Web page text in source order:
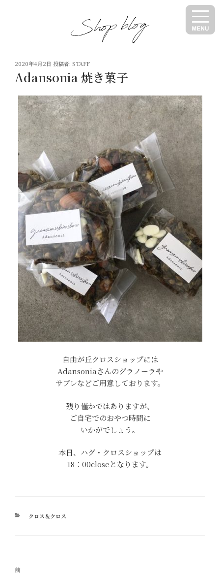
投
稿
日:
2020年4月2日 投稿者: STAFF
Adansonia 焼き菓子
自由が丘クロスショップには
Adansoniaさんのグラノーラや
サブレなどご用意しております。
残り僅かではありますが、
ご自宅でのおやつ時間に
いかがでしょう。
本日、ハグ・クロスショップは
18：00closeとなります。
カ
クロス＆クロス
投
過
前